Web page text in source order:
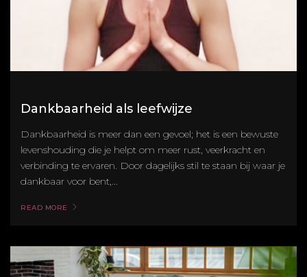
Dankbaarheid als leefwijze
Dankbaarheid is meer dan een gevoel; het is een bewuste
levenshouding die je helpt om meer rust, veerkracht en
verbinding te ervaren. Door dagelijks stil te staan bij waar je
dankbaar voor bent,...
READ MORE